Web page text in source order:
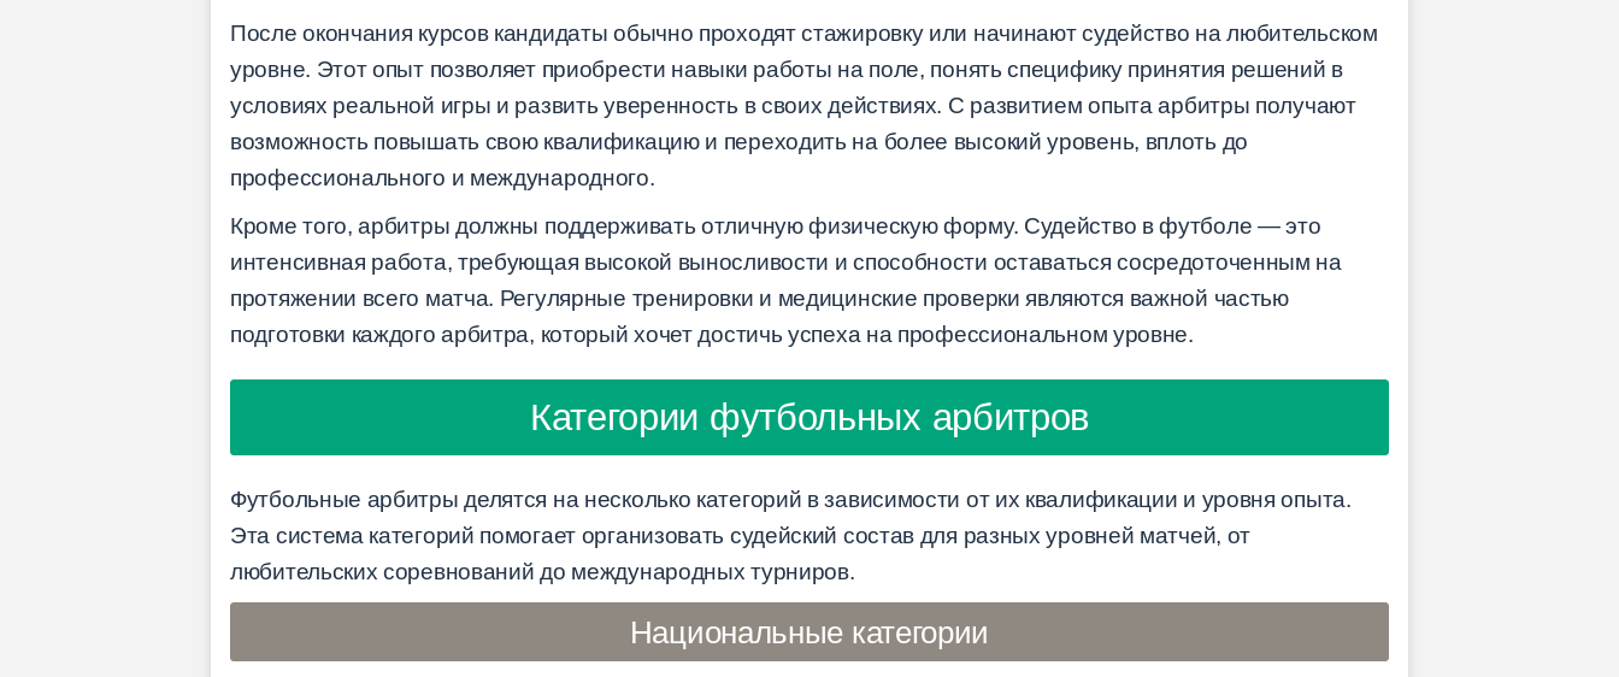
После окончания курсов кандидаты обычно проходят стажировку или начинают судейство на любительском
уровне. Этот опыт позволяет приобрести навыки работы на поле, понять специфику принятия решений в
условиях реальной игры и развить уверенность в своих действиях. С развитием опыта арбитры получают
возможность повышать свою квалификацию и переходить на более высокий уровень, вплоть до
профессионального и международного.
Кроме того, арбитры должны поддерживать отличную физическую форму. Судейство в футболе — это
интенсивная работа, требующая высокой выносливости и способности оставаться сосредоточенным на
протяжении всего матча. Регулярные тренировки и медицинские проверки являются важной частью
подготовки каждого арбитра, который хочет достичь успеха на профессиональном уровне.
Категории футбольных арбитров
Футбольные арбитры делятся на несколько категорий в зависимости от их квалификации и уровня опыта.
Эта система категорий помогает организовать судейский состав для разных уровней матчей, от
любительских соревнований до международных турниров.
Национальные категории